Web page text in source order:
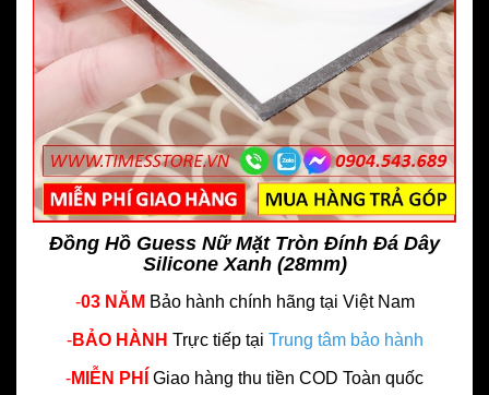
Đồng Hồ Guess Nữ Mặt Tròn Đính Đá Dây
Silicone Xanh (28mm)
-03 NĂM Bảo hành chính hãng tại Việt Nam
-BẢO HÀNH Trực tiếp tại Trung tâm bảo hành
-MIỄN PHÍ Giao hàng thu tiền COD Toàn quốc